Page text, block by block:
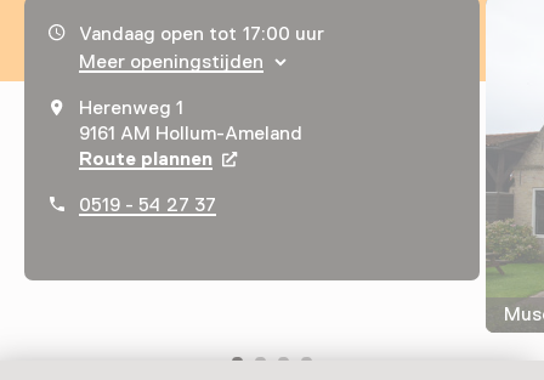
Openingstijden, adres & telefoonnummer
Vandaag open tot 17:00 uur
Meer openingstijden
Herenweg 1
9161 AM Hollum-Ameland
Route plannen Opent in een nieuw tabblad
0519 - 54 27 37